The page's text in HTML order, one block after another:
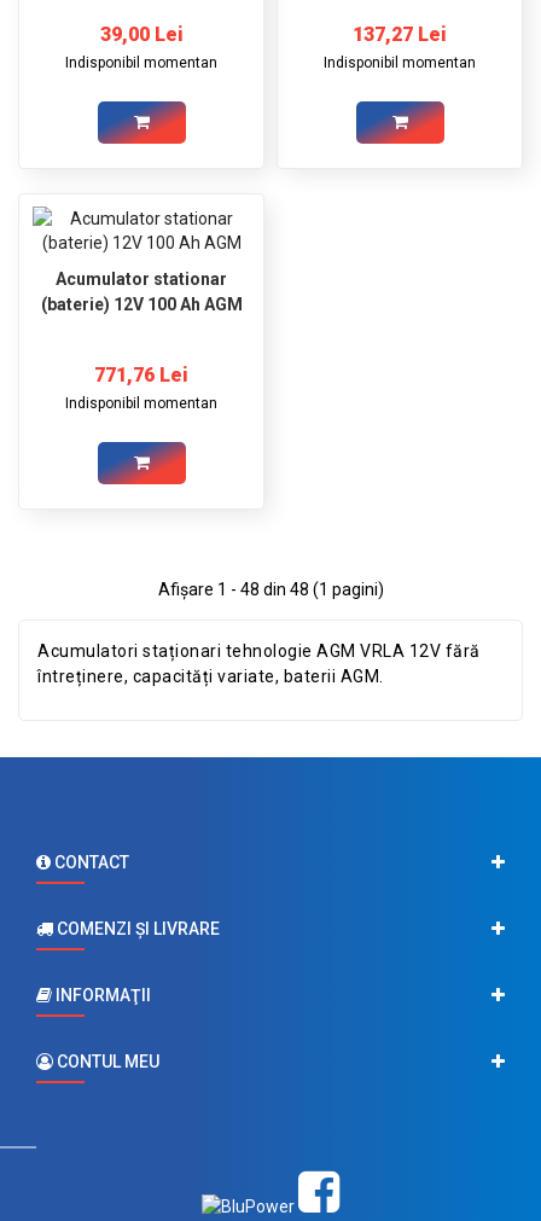
39,00 Lei
Indisponibil momentan
137,27 Lei
Indisponibil momentan
Acumulator stationar
(baterie) 12V 100 Ah AGM
771,76 Lei
Indisponibil momentan
Afişare 1 - 48 din 48 (1 pagini)
Acumulatori staționari tehnologie AGM VRLA 12V fără
întreținere, capacități variate, baterii AGM.
CONTACT
COMENZI ŞI LIVRARE
INFORMAŢII
CONTUL MEU